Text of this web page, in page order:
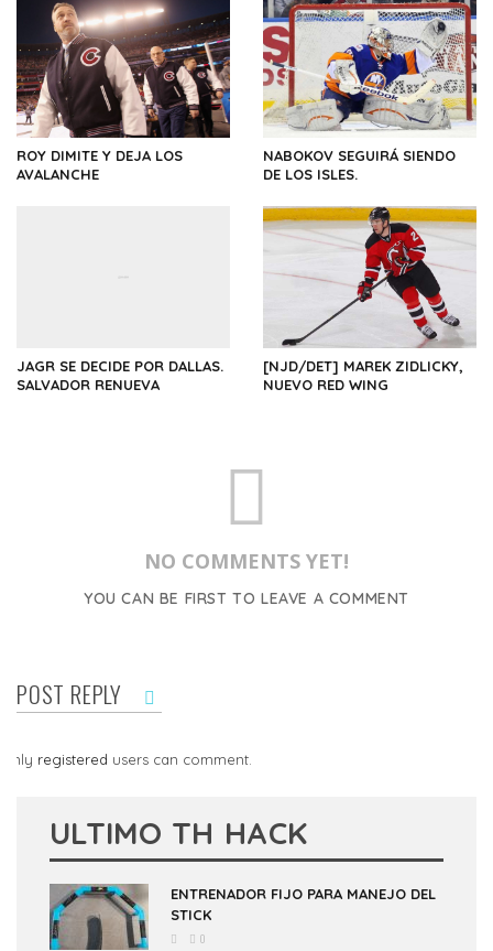
ROY DIMITE Y DEJA LOS
AVALANCHE
NABOKOV SEGUIRÁ SIENDO
DE LOS ISLES.
JAGR SE DECIDE POR DALLAS.
SALVADOR RENUEVA
[NJD/DET] MAREK ZIDLICKY,
NUEVO RED WING
NO COMMENTS YET!
YOU CAN BE FIRST TO LEAVE A COMMENT
POST REPLY
Only registered users can comment.
ULTIMO TH HACK
ENTRENADOR FIJO PARA MANEJO DEL
STICK
0